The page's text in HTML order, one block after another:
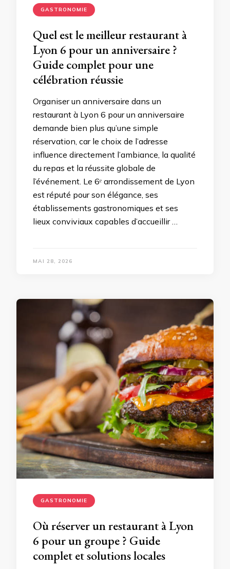
GASTRONOMIE
Quel est le meilleur restaurant à
Lyon 6 pour un anniversaire ?
Guide complet pour une
célébration réussie
Organiser un anniversaire dans un
restaurant à Lyon 6 pour un anniversaire
demande bien plus qu’une simple
réservation, car le choix de l’adresse
influence directement l’ambiance, la qualité
du repas et la réussite globale de
l’événement. Le 6ᵉ arrondissement de Lyon
est réputé pour son élégance, ses
établissements gastronomiques et ses
lieux conviviaux capables d’accueillir …
MAI 28, 2026
GASTRONOMIE
Où réserver un restaurant à Lyon
6 pour un groupe ? Guide
complet et solutions locales